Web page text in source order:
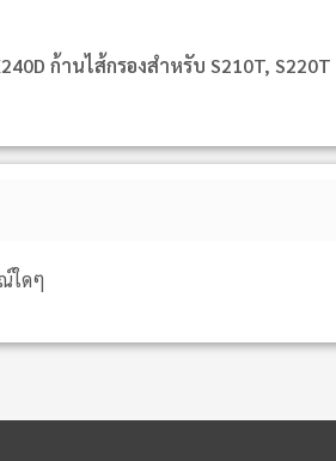
ก้านไส้กรองสําหรับ S210T,
ใดๆ